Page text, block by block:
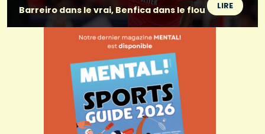
Barreiro dans le vrai, Benfica dans le flou
LIRE